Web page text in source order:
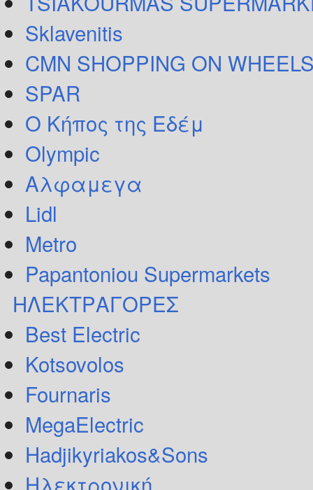
Sklavenitis
CMN SHOPPING ON
SPAR
Ο Κήπος της Εδέμ
Olympic
Αλφαμεγα
Lidl
Metro
Papantoniou Supermarkets
ΗΛΕΚΤΡΑΓΟΡΕΣ
Best Electric
Kotsovolos
Fournaris
MegaElectric
Hadjikyriakos&Sons
Ηλεκτρονική